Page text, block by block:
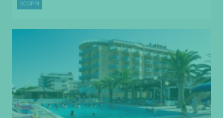
SCOPRI